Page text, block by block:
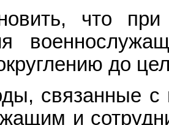
что
до
связанные с
и